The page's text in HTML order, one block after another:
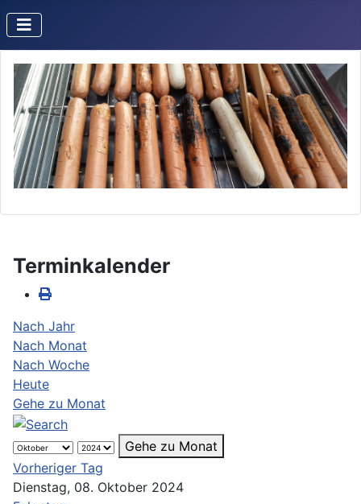
Terminkalender
Nach Jahr
Nach Monat
Nach Woche
Heute
Gehe zu Monat
Gehe zu Monat
Vorheriger Tag
Dienstag, 08. Oktober 2024